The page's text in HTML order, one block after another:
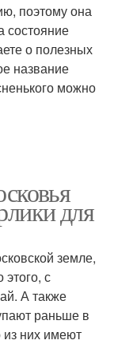
поэтому она
состояние
о полезных
название
можно
для
земле,
с
А также
раньше в
них имеют